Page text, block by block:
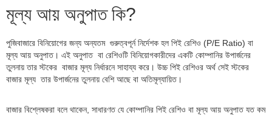
মূল্য আয় অনুপাত কি?
পুজিবাজারে বিনিয়োগের জন্য অন্যতম গুরুত্বপূর্ন নির্দেশক হল পিই রেশিও (P/E Ratio) বা
মূল্য আয় অনুপাত। এই অনুপাত বা রেশিওটি বিনিয়োগকারীদের একটি কোম্পানির উপার্জনের
তুলনায় তার স্টকের বাজার মূল্য নির্ধারনে সাহায্য করে। উচ্চ পিই রেশিওর অর্থ সেই স্টকের
বাজার মূল্য তার উপার্জনের তুলনায় বেশি আছে বা অতিমূল্যায়িত।
বাজার বিশ্লেষকরা বলে থাকেন, সাধারণত যে কোম্পানির পিই রেশিও বা মূল্য আয় অনুপাত যত কম